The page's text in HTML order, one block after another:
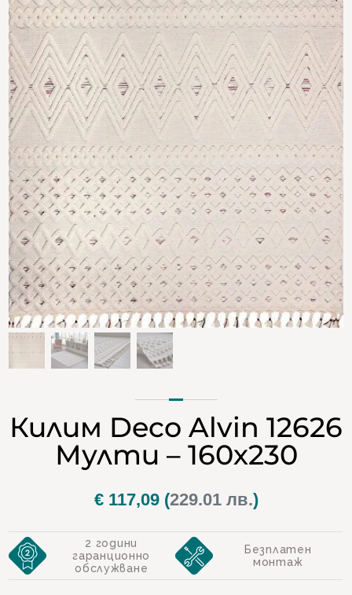
Килим Deco Alvin 12626
Мулти – 160х230
€117,09(229.01 лв.)
2 години
гаранционно
обслужване
Безплатен
монтаж